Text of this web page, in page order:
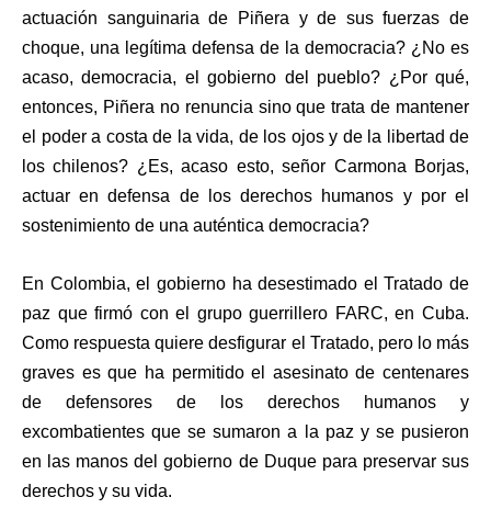
actuación sanguinaria de Piñera y de sus fuerzas de
choque, una legítima defensa de la democracia? ¿No es
acaso, democracia, el gobierno del pueblo? ¿Por qué,
entonces, Piñera no renuncia sino que trata de mantener
el poder a costa de la vida, de los ojos y de la libertad de
los chilenos? ¿Es, acaso esto, señor Carmona Borjas,
actuar en defensa de los derechos humanos y por el
sostenimiento de una auténtica democracia?
En Colombia, el gobierno ha desestimado el Tratado de
paz que firmó con el grupo guerrillero FARC, en Cuba.
Como respuesta quiere desfigurar el Tratado, pero lo más
graves es que ha permitido el asesinato de centenares
de defensores de los derechos humanos y
excombatientes que se sumaron a la paz y se pusieron
en las manos del gobierno de Duque para preservar sus
derechos y su vida.